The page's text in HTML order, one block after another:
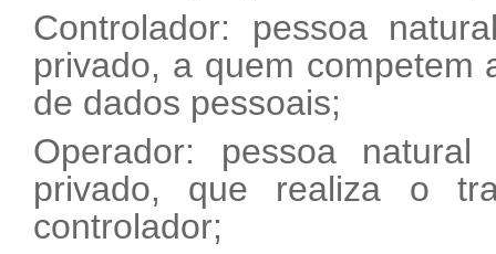
Controlador: pessoa
privado, a quem competem
de dados pessoais;
Operador: pessoa
privado, que realiza o
controlador;